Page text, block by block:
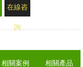
在線咨
詢
相關案例 相關產品